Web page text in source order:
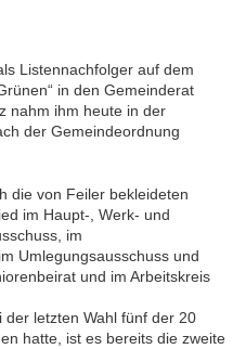
Listennachfolger auf dem
in den Gemeinderat
nahm ihm heute in der
der Gemeindeordnung
die von Feiler bekleideten
im Haupt-, Werk- und
im
Umlegungsausschuss und
und im Arbeitskreis
letzten Wahl fünf der 20
hatte, ist es bereits die zweite